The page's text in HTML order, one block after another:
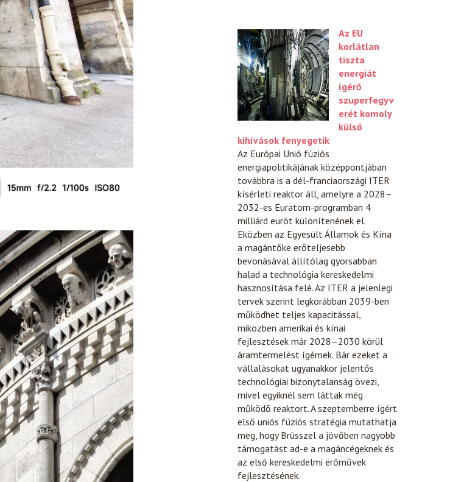
Az EU
korlátlan
tiszta
energiát
ígérő
szuperfegyv
erét komoly
külső
kihívások fenyegetik
Az Európai Unió fúziós
energiapolitikájának középpontjában
továbbra is a dél-franciaországi ITER
kísérleti reaktor áll, amelyre a 2028–
2032-es Euratom-programban 4
milliárd eurót különítenének el.
Eközben az Egyesült Államok és Kína
a magántőke erőteljesebb
bevonásával állítólag gyorsabban
halad a technológia kereskedelmi
hasznosítása felé. Az ITER a jelenlegi
tervek szerint legkorábban 2039-ben
működhet teljes kapacitással,
miközben amerikai és kínai
fejlesztések már 2028–2030 körül
áramtermelést ígérnek. Bár ezeket a
vállalásokat ugyanakkor jelentős
technológiai bizonytalanság övezi,
mivel egyiknél sem láttak még
működő reaktort. A szeptemberre ígért
első uniós fúziós stratégia mutathatja
meg, hogy Brüsszel a jövőben nagyobb
támogatást ad-e a magáncégeknek és
az első kereskedelmi erőművek
fejlesztésének.